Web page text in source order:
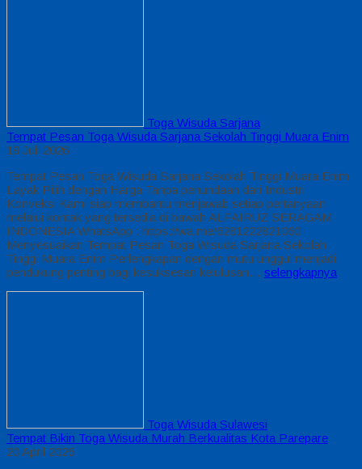
Toga Wisuda Sarjana
Tempat Pesan Toga Wisuda Sarjana Sekolah Tinggi Muara Enim
19 Juli 2026
Tempat Pesan Toga Wisuda Sarjana Sekolah Tinggi Muara Enim
Layak Pilih dengan Harga Tanpa penundaan dari Industri
Konveksi Kami siap membantu menjawab setiap pertanyaan
melalui kontak yang tersedia di bawah ALFAIRUZ SERAGAM
INDONESIA WhatsApp : https://wa.me/6281222821060
Menyesuaikan Tempat Pesan Toga Wisuda Sarjana Sekolah
Tinggi Muara Enim Perlengkapan dengan mutu unggul menjadi
pendukung penting bagi kesuksesan kelulusan… selengkapnya
Toga Wisuda Sulawesi
Tempat Bikin Toga Wisuda Murah Berkualitas Kota Parepare
20 April 2026